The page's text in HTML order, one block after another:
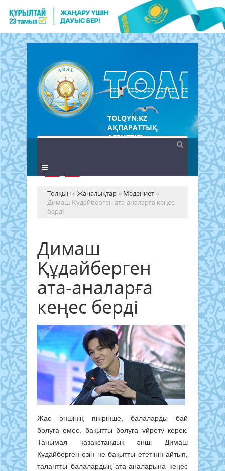
TOLQYN.KZ
АҚПАРАТТЫҚ
АГЕНТТІГІ
Толқын »Жаңалықтар » Мәдениет »
Димаш Құдайберген ата-аналарға кеңес
берді
Димаш
Құдайберген
ата-аналарға
кеңес берді
Жас әншінің пікірінше, балаларды бай
болуға емес, бақытты болуға үйрету керек.
Танымал қазақстандық әнші Димаш
Құдайберген өзін не бақытты ететінін айтып,
талантты балалардың ата-аналарына кеңес